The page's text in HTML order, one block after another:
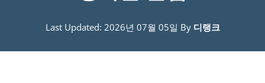
Last Updated: 2026년 07월 05일 By 디랭크